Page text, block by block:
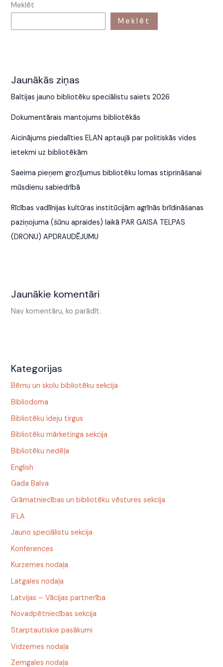
Meklēt
Meklēt
Jaunākās ziņas
Baltijas jauno bibliotēku speciālistu saiets 2026
Dokumentārais mantojums bibliotēkās
Aicinājums piedalīties ELAN aptaujā par politiskās vides
ietekmi uz bibliotēkām
Saeima pieņem grozījumus bibliotēku lomas stiprināšanai
mūsdienu sabiedrībā
Rīcības vadlīnijas kultūras institūcijām agrīnās brīdināšanas
paziņojuma (šūnu apraides) laikā PAR GAISA TELPAS
(DRONU) APDRAUDĒJUMU
Jaunākie komentāri
Nav komentāru, ko parādīt.
Kategorijas
Bērnu un skolu bibliotēku sekcija
Bibliodoma
Bibliotēku ideju tirgus
Bibliotēku mārketinga sekcija
Bibliotēku nedēļa
English
Gada Balva
Grāmatniecības un bibliotēku vēstures sekcija
IFLA
Jauno speciālistu sekcija
Konferences
Kurzemes nodaļa
Latgales nodaļa
Latvijas – Vācijas partnerība
Novadpētniecības sekcija
Starptautiskie pasākumi
Vidzemes nodaļa
Zemgales nodaļa